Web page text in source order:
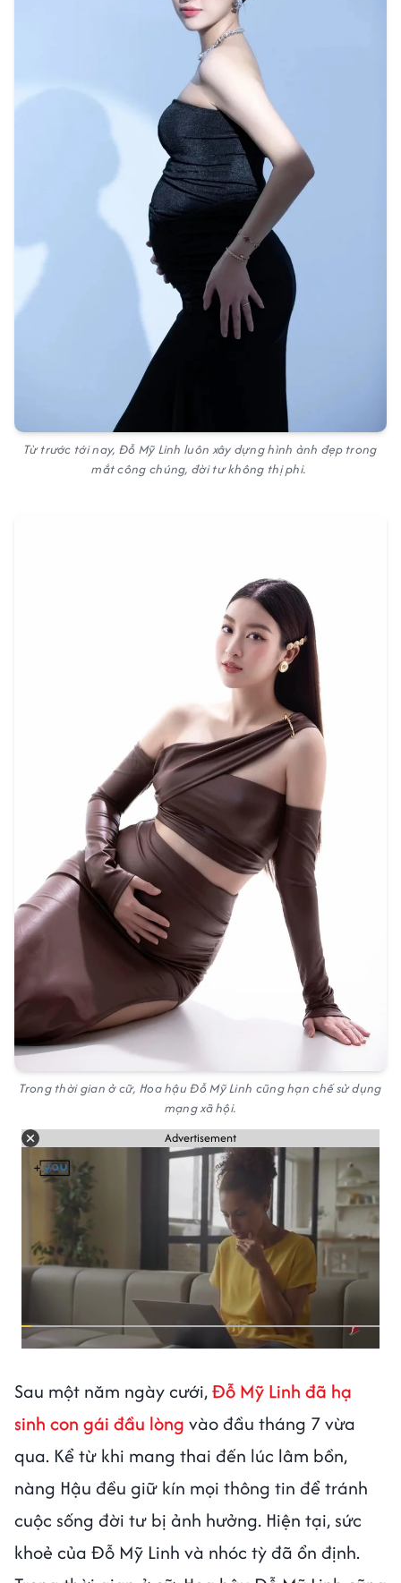
Từ trước tới nay, Đỗ Mỹ Linh luôn xây dựng hình ảnh đẹp trong
mắt công chúng, đời tư không thị phi.
Trong thời gian ở cữ, Hoa hậu Đỗ Mỹ Linh cũng hạn chế sử dụng
mạng xã hội.
Advertisement
Sau một năm ngày cưới,Đỗ Mỹ Linh đã hạ
sinh con gái đầu lòng vào đầu tháng 7 vừa
qua. Kể từ khi mang thai đến lúc lâm bồn,
nàng Hậu đều giữ kín mọi thông tin để tránh
cuộc sống đời tư bị ảnh hưởng. Hiện tại, sức
khoẻ của Đỗ Mỹ Linh và nhóc tỳ đã ổn định.